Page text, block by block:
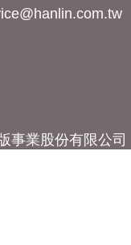
事業股份有限公司